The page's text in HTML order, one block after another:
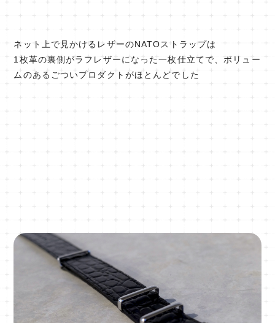
ネット上で見かけるレザーのNATOストラップは
1枚革の裏側がラフレザーになった一枚仕立てで、ボリュー
ムのあるごついプロダクトがほとんどでした